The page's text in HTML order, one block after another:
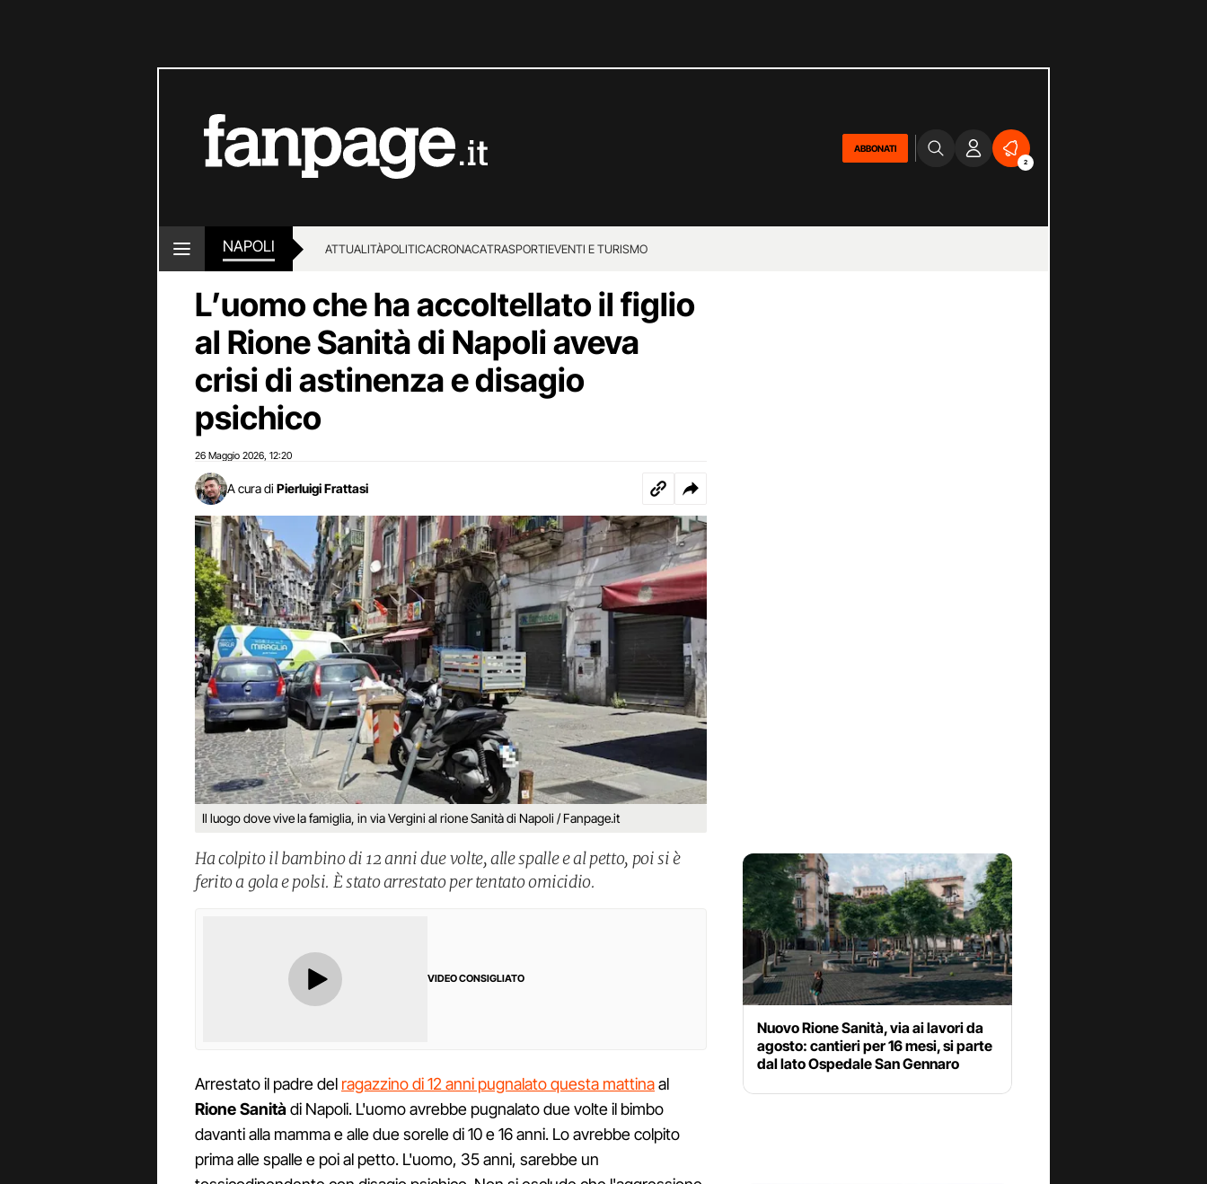
ABBONATI
2
NAPOLI ATTUALITÀPOLITICACRONACATRASPORTIEVENTI E TURISMO
L’uomo che ha accoltellato il figlio
al Rione Sanità di Napoli aveva
crisi di astinenza e disagio
psichico
26 Maggio 2026 12:20
A cura di Pierluigi Frattasi
Il luogo dove vive la famiglia, in via Vergini al rione Sanità di Napoli / Fanpage.it
Ha colpito il bambino di 12 anni due volte, alle spalle e al petto, poi si è
ferito a gola e polsi. È stato arrestato per tentato omicidio.
VIDEO CONSIGLIATO
Arrestato il padre del ragazzino di 12 anni pugnalato questa mattinaal
Rione Sanitàdi Napoli. L'uomo avrebbe pugnalato due volte il bimbo
davanti alla mamma e alle due sorelle di 10 e 16 anni. Lo avrebbe colpito
prima alle spalle e poi al petto. L'uomo, 35 anni, sarebbe un
Nuovo Rione Sanità, via ai lavori da
agosto: cantieri per 16 mesi, si parte
dal lato Ospedale San Gennaro